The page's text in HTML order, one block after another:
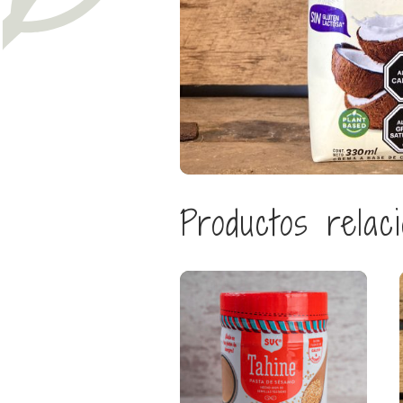
Productos